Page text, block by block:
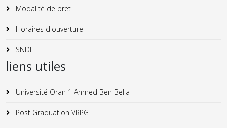
Modalité de pret
Horaires d'ouverture
SNDL
liens utiles
Université Oran 1 Ahmed Ben Bella
Post Graduation VRPG